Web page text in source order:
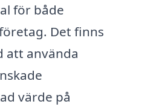
för både
Det finns
att använda
värde på